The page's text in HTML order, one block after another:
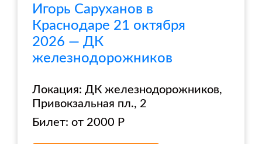
Игорь Саруханов в
Краснодаре 21 октября
2026 — ДК
железнодорожников
Локация: ДК железнодорожников,
Привокзальная пл., 2
Билет: от 2000 Р